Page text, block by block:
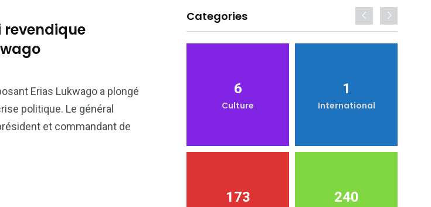
revendique
Erias Lukwago a plongé
politique. Le général
et commandant de
Categories
81 42
Uncategorized
6
Culture
1
International
173 240